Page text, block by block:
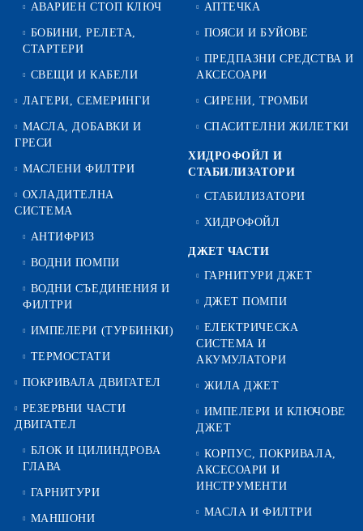
АВАРИЕН СТОП КЛЮЧ
БОБИНИ, РЕЛЕТА,
СТАРТЕРИ
СВЕЩИ И КАБЕЛИ
ЛАГЕРИ, СЕМЕРИНГИ
МАСЛА, ДОБАВКИ И
ГРЕСИ
МАСЛЕНИ ФИЛТРИ
ОХЛАДИТЕЛНА
СИСТЕМА
АНТИФРИЗ
ВОДНИ ПОМПИ
ВОДНИ СЪЕДИНЕНИЯ И
ФИЛТРИ
ИМПЕЛЕРИ (ТУРБИНКИ)
ТЕРМОСТАТИ
ПОКРИВАЛА ДВИГАТЕЛ
РЕЗЕРВНИ ЧАСТИ
ДВИГАТЕЛ
БЛОК И ЦИЛИНДРОВА
ГЛАВА
ГАРНИТУРИ
МАНШОНИ
АПТЕЧКА
ПОЯСИ И БУЙОВЕ
ПРЕДПАЗНИ СРЕДСТВА И
АКСЕСОАРИ
СИРЕНИ, ТРОМБИ
СПАСИТЕЛНИ ЖИЛЕТКИ
ХИДРОФОЙЛ И
СТАБИЛИЗАТОРИ
СТАБИЛИЗАТОРИ
ХИДРОФОЙЛ
ДЖЕТ ЧАСТИ
ГАРНИТУРИ ДЖЕТ
ДЖЕТ ПОМПИ
ЕЛЕКТРИЧЕСКА
СИСТЕМА И
АКУМУЛАТОРИ
ЖИЛА ДЖЕТ
ИМПЕЛЕРИ И КЛЮЧОВЕ
ДЖЕТ
КОРПУС, ПОКРИВАЛА,
АКСЕСОАРИ И
ИНСТРУМЕНТИ
МАСЛА И ФИЛТРИ